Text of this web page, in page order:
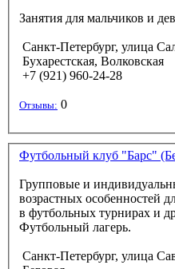
Занятия для мальчиков и
Санкт-Петербург, улица
Бухарестская, Волковская
+7 (921) 960-24-28
Отзывы: 0
Футбольный клуб "Барс"
Групповые и
возрастных особенностей
в футбольных турнирах и
Футбольный лагерь.
Санкт-Петербург, улица